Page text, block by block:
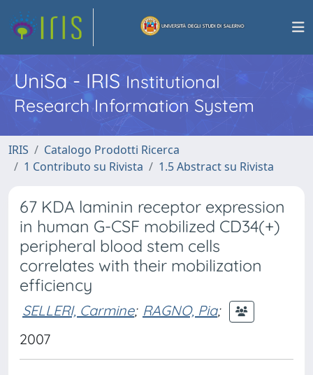
UniSa - IRISInstitutional
Research Information System
IRIS
Catalogo Prodotti Ricerca
1 Contributo su Rivista
1.5 Abstract su Rivista
67 KDA laminin receptor expression
in human G-CSF mobilized CD34(+)
peripheral blood stem cells
correlates with their mobilization
efficiency
SELLERI, Carmine; RAGNO, Pia;
2007